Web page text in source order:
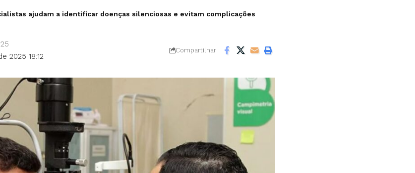
ajudam a identificar doenças silenciosas e evitam complicações
2025 18:12
Compartilhar